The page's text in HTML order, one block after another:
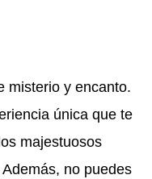
misterio y encanto.
única que te
majestuosos
no puedes